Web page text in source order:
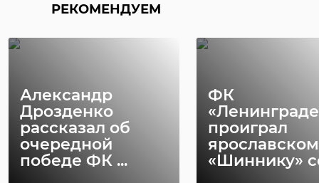
РЕКОМЕНДУЕМ
Александр
Дрозденко
рассказал об
очередной
победе ФК ...
ФК
проиграл
«Шиннику»